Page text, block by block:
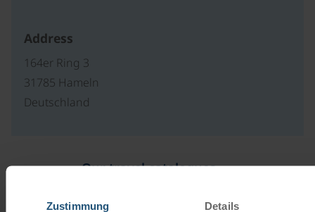
Zustimmung Details
Address
164er Ring 3
31785 Hameln
Deutschland
Our travel catalogues